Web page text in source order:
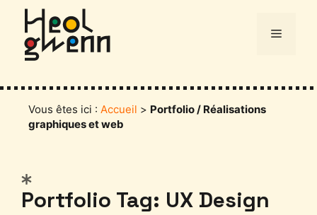
contenu
Menu
Vous êtes ici : Accueil > Portfolio / Réalisations
graphiques et web
Portfolio Tag: UX Design